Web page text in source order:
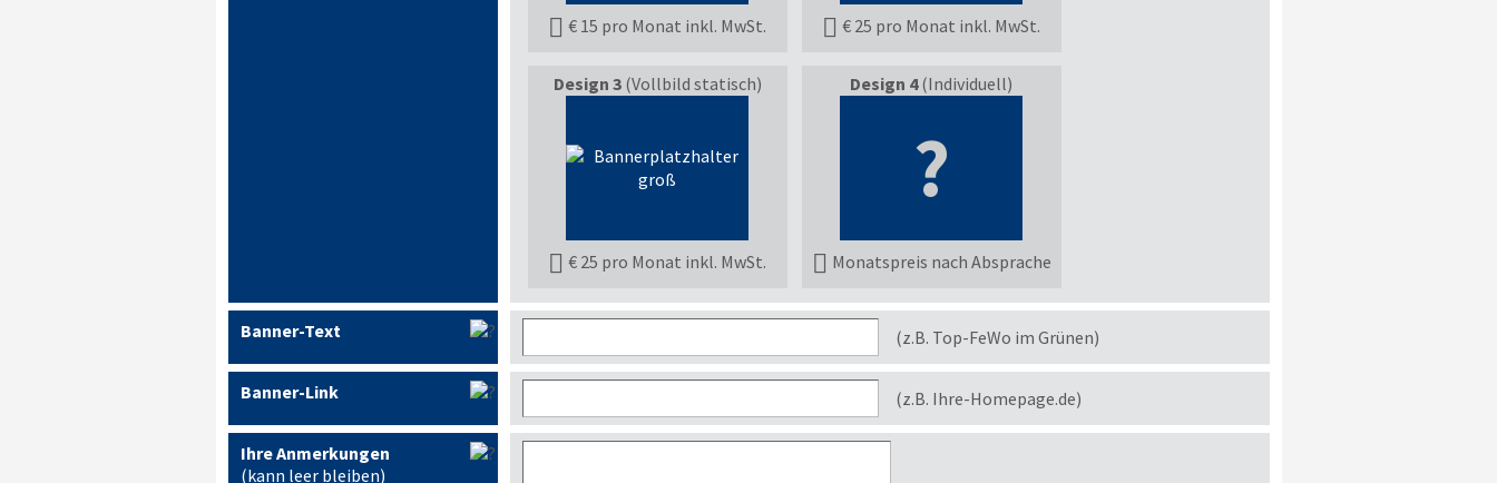
€ 15 pro Monat inkl. MwSt. € 25 pro Monat inkl. MwSt.
Design 3(Vollbild statisch)
€ 25 pro Monat inkl. MwSt.
Design 4(Individuell)
?
Monatspreis nach Absprache
Banner-Text (z.B. Top-FeWo im Grünen)
Banner-Link (z.B. Ihre-Homepage.de)
Ihre Anmerkungen
(kann leer bleiben)